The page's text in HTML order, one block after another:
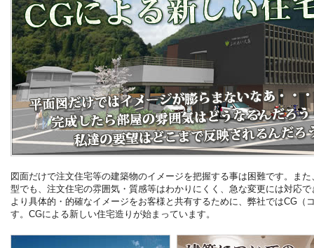
図面だけで注文住宅等の建築物のイメージを把握する事は困難です。ま
型でも、注文住宅の雰囲気・質感等はわかりにくく、急な変更には対応で
より具体的・的確なイメージをお客様と共有するために、弊社ではCG（
す。CGによる新しい住宅造りが始まっています。